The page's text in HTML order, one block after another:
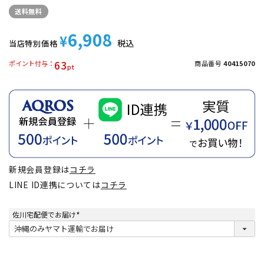
送料無料
当店特別価格 ¥6,908 税込
63
ポイント付与 商品番号 40415070
新規会員登録はコチラ
LINE ID連携についてはコチラ
佐川宅配便でお届け
(
必
須